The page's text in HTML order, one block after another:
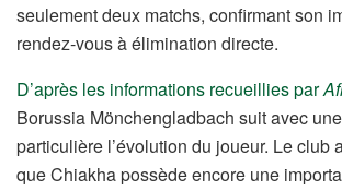
seulement deux matchs, confirmant son
rendez-vous à élimination directe.
D’après les informations recueillies par
Borussia Mönchengladbach suit avec
particulière l’évolution du joueur. Le club
que Chiakha possède encore une